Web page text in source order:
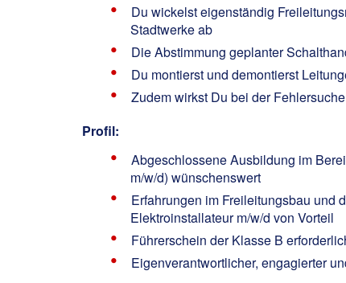
Du wickelst eigenständig
Stadtwerke ab
Die Abstimmung geplanter
Du montierst und demontierst
Zudem wirkst Du bei der
Profil:
Abgeschlossene Ausbildung im
m/w/d) wünschenswert
Erfahrungen im Freileitungsbau und
Elektroinstallateur m/w/d von Vorteil
Führerschein der Klasse B
Eigenverantwortlicher, engagierter